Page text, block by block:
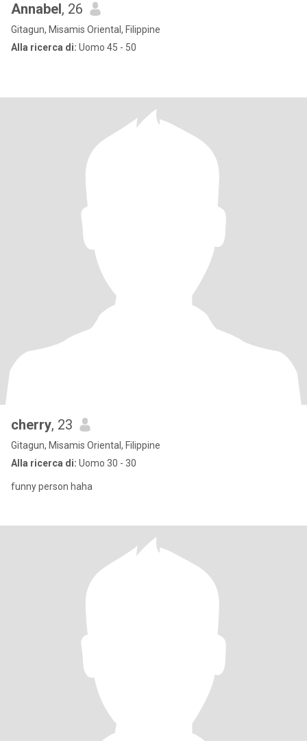
Annabel, 26
Gitagun, Misamis Oriental, Filippine
Alla ricerca di: Uomo 45 - 50
cherry, 23
Gitagun, Misamis Oriental, Filippine
Alla ricerca di: Uomo 30 - 30
funny person haha